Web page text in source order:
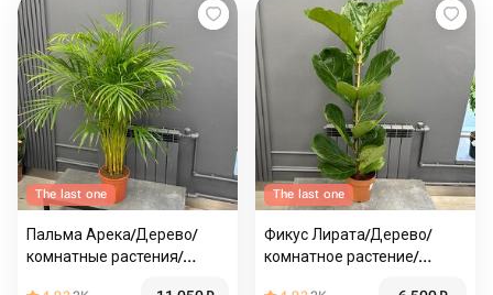
The last one
Пальма Арека/Дерево/
комнатные растения/
The last one
Фикус Лирата/Дерево/
комнатное растение/